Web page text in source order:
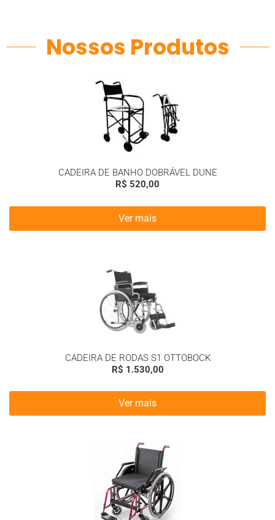
Nossos Produtos
CADEIRA DE BANHO DOBRÁVEL DUNE
R$ 520,00
Ver mais
CADEIRA DE RODAS S1 OTTOBOCK
R$ 1.530,00
Ver mais